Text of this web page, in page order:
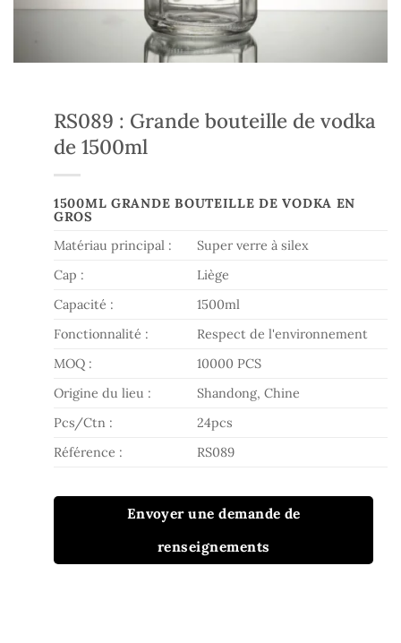
RS089 : Grande bouteille de vodka
de 1500ml
1500ML GRANDE BOUTEILLE DE VODKA EN
GROS
Matériau principal :
Super verre à silex
Cap :
Liège
Capacité :
1500ml
Fonctionnalité :
Respect de l'environnement
MOQ :
10000 PCS
Origine du lieu :
Shandong, Chine
Pcs/Ctn :
24pcs
Référence :
RS089
Envoyer une demande de
renseignements